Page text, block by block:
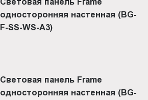
односторонняя настенная (BG-
F-SS-WS-A3)
Световая панель Frame
односторонняя настенная (BG-